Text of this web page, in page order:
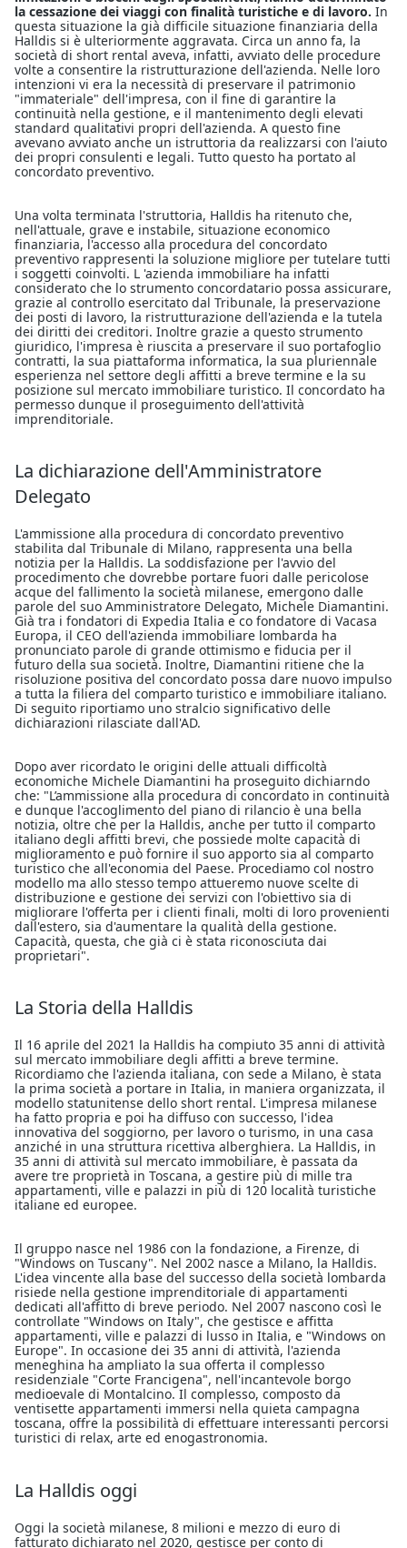
la cessazione dei viaggi con finalità turistiche e di lavoro. In
questa situazione la già difficile situazione finanziaria della
Halldis si è ulteriormente aggravata. Circa un anno fa, la
società di short rental aveva, infatti, avviato delle procedure
volte a consentire la ristrutturazione dell'azienda. Nelle loro
intenzioni vi era la necessità di preservare il patrimonio
"immateriale" dell'impresa, con il fine di garantire la
continuità nella gestione, e il mantenimento degli elevati
standard qualitativi propri dell'azienda. A questo fine
avevano avviato anche un istruttoria da realizzarsi con l'aiuto
dei propri consulenti e legali. Tutto questo ha portato al
concordato preventivo.
Una volta terminata l'struttoria, Halldis ha ritenuto che,
nell'attuale, grave e instabile, situazione economico
finanziaria, l'accesso alla procedura del concordato
preventivo rappresenti la soluzione migliore per tutelare tutti
i soggetti coinvolti. L 'azienda immobiliare ha infatti
considerato che lo strumento concordatario possa assicurare,
grazie al controllo esercitato dal Tribunale, la preservazione
dei posti di lavoro, la ristrutturazione dell'azienda e la tutela
dei diritti dei creditori. Inoltre grazie a questo strumento
giuridico, l'impresa è riuscita a preservare il suo portafoglio
contratti, la sua piattaforma informatica, la sua pluriennale
esperienza nel settore degli affitti a breve termine e la su
posizione sul mercato immobiliare turistico. Il concordato ha
permesso dunque il proseguimento dell'attività
imprenditoriale.
La dichiarazione dell'Amministratore
Delegato
L'ammissione alla procedura di concordato preventivo
stabilita dal Tribunale di Milano, rappresenta una bella
notizia per la Halldis. La soddisfazione per l'avvio del
procedimento che dovrebbe portare fuori dalle pericolose
acque del fallimento la società milanese, emergono dalle
parole del suo Amministratore Delegato, Michele Diamantini.
Già tra i fondatori di Expedia Italia e co fondatore di Vacasa
Europa, il CEO dell'azienda immobiliare lombarda ha
pronunciato parole di grande ottimismo e fiducia per il
futuro della sua società. Inoltre, Diamantini ritiene che la
risoluzione positiva del concordato possa dare nuovo impulso
a tutta la filiera del comparto turistico e immobiliare italiano.
Di seguito riportiamo uno stralcio significativo delle
dichiarazioni rilasciate dall'AD.
Dopo aver ricordato le origini delle attuali difficoltà
economiche Michele Diamantini ha proseguito dichiarndo
che: "L’ammissione alla procedura di concordato in continuità
e dunque l'accoglimento del piano di rilancio è una bella
notizia, oltre che per la Halldis, anche per tutto il comparto
italiano degli affitti brevi, che possiede molte capacità di
miglioramento e può fornire il suo apporto sia al comparto
turistico che all'economia del Paese. Procediamo col nostro
modello ma allo stesso tempo attueremo nuove scelte di
distribuzione e gestione dei servizi con l'obiettivo sia di
migliorare l'offerta per i clienti finali, molti di loro provenienti
dall'estero, sia d'aumentare la qualità della gestione.
Capacità, questa, che già ci è stata riconosciuta dai
proprietari".
La Storia della Halldis
Il 16 aprile del 2021 la Halldis ha compiuto 35 anni di attività
sul mercato immobiliare degli affitti a breve termine.
Ricordiamo che l'azienda italiana, con sede a Milano, è stata
la prima società a portare in Italia, in maniera organizzata, il
modello statunitense dello short rental. L'impresa milanese
ha fatto propria e poi ha diffuso con successo, l'idea
innovativa del soggiorno, per lavoro o turismo, in una casa
anziché in una struttura ricettiva alberghiera. La Halldis, in
35 anni di attività sul mercato immobiliare, è passata da
avere tre proprietà in Toscana, a gestire più di mille tra
appartamenti, ville e palazzi in più di 120 località turistiche
italiane ed europee.
Il gruppo nasce nel 1986 con la fondazione, a Firenze, di
"Windows on Tuscany". Nel 2002 nasce a Milano, la Halldis.
L'idea vincente alla base del successo della società lombarda
risiede nella gestione imprenditoriale di appartamenti
dedicati all'affitto di breve periodo. Nel 2007 nascono così le
controllate "Windows on Italy", che gestisce e affitta
appartamenti, ville e palazzi di lusso in Italia, e "Windows on
Europe". In occasione dei 35 anni di attività, l'azienda
meneghina ha ampliato la sua offerta il complesso
residenziale "Corte Francigena", nell'incantevole borgo
medioevale di Montalcino. Il complesso, composto da
ventisette appartamenti immersi nella quieta campagna
toscana, offre la possibilità di effettuare interessanti percorsi
turistici di relax, arte ed enogastronomia.
La Halldis oggi
Oggi la società milanese, 8 milioni e mezzo di euro di
fatturato dichiarato nel 2020, gestisce per conto di